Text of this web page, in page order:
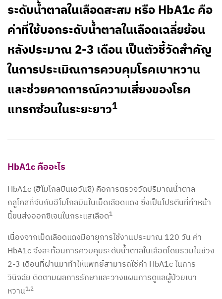
ระดับน้ำตาลในเลือดสะสม หรือ HbA1c คือ
ค่าที่ใช้บอกระดับน้ำตาลในเลือดเฉลี่ยย้อน
หลังประมาณ 2-3 เดือน เป็นตัวชี้วัดสำคัญ
ในการประเมิณการควบคุมโรคเบาหวาน
และช่วยคาดการณ์ความเสี่ยงของโรค
แทรกซ้อนในระยะยาว1
HbA1c คืออะไร
HbA1c (ฮีโมโกลบินเอวันซี) คือการตรวจวัดปริมาณน้ำตาล
กลูโคสที่จับกับฮีโมโกลบินในเม็ดเลือดแดง ซึ่งเป็นโปรตีนที่ทำหน้า
นี้ขนส่งออกซิเจนในกระแสเลือด1
เนื่องจากเม็ดเลือดแดงมีอายุการใช้งานประมาณ 120 วัน ค่า
HbA1c จึงสะท้อนการควบคุมระดับน้ำตาลในเลือดโดยรวมในช่วง
2-3 เดือนที่ผ่านมาทำให้แพทย์สามารถใช้ค่า HbA1c ในการ
วินิจฉัย ติดตามผลการรักษาและวางแผนการดูแลผู้ป่วยเบา
หวาน1,2